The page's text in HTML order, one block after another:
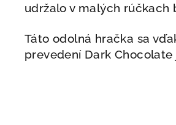
udržalo v malých rúčkach
Táto odolná hračka sa
prevedení Dark